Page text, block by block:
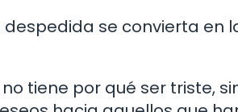
despedida se convierta en
tiene por qué ser triste,